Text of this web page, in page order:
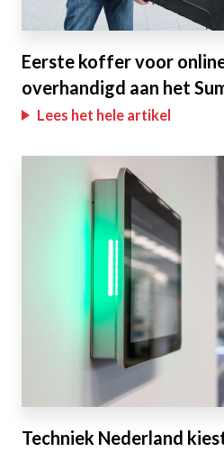
Eerste koffer voor
overhandigd aan het
Lees het hele artikel
Techniek Nederland